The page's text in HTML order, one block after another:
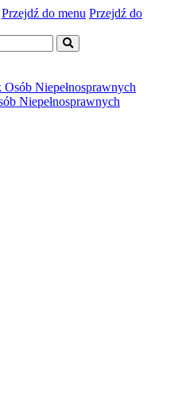
Przejdź do menu Przejdź do